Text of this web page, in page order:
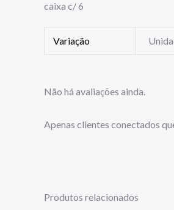
caixa c/ 6
Variação
Não há avaliações ainda.
Apenas clientes conectados
Produtos relacionados